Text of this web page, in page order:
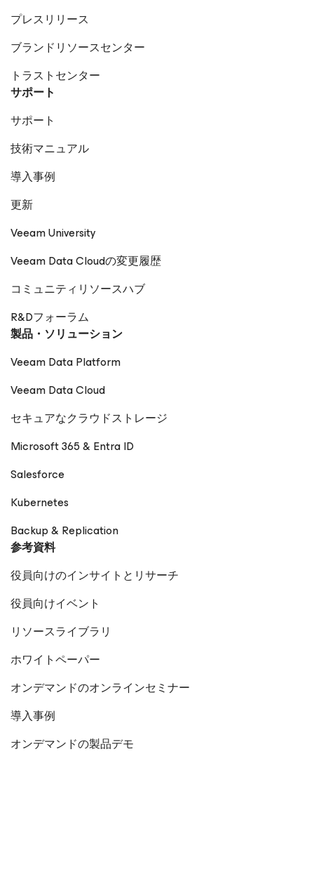
プレスリリース
ブランドリソースセンター
トラストセンター
サポート
サポート
技術マニュアル
導入事例
更新
Veeam University
Veeam Data Cloudの変更履歴
コミュニティリソースハブ
R&Dフォーラム
製品・ソリューション
Veeam Data Platform
Veeam Data Cloud
セキュアなクラウドストレージ
Microsoft 365 & Entra ID
Salesforce
Kubernetes
Backup & Replication
参考資料
役員向けのインサイトとリサーチ
役員向けイベント
リソースライブラリ
ホワイトペーパー
オンデマンドのオンラインセミナー
導入事例
オンデマンドの製品デモ